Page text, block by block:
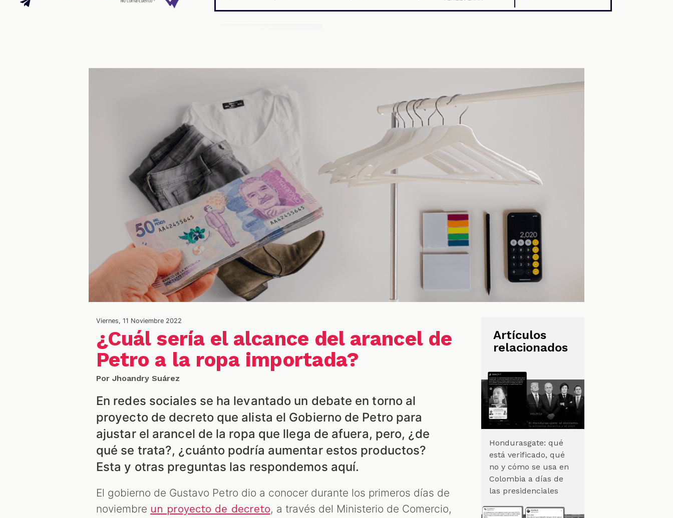
Viernes, 11 Noviembre 2022
¿Cuál sería el alcance del arancel de
Petro a la ropa importada?
Por Jhoandry Suárez
En redes sociales se ha levantado un debate en torno al
proyecto de decreto que alista el Gobierno de Petro para
ajustar el arancel de la ropa que llega de afuera, pero, ¿de
qué se trata?, ¿cuánto podría aumentar estos productos?
Esta y otras preguntas las respondemos aquí.
El gobierno de Gustavo Petro dio a conocer durante los primeros días de
noviembre un proyecto de decreto, a través del Ministerio de Comercio,
Artículos
relacionados
Hondurasgate: qué
está verificado, qué
no y cómo se usa en
Colombia a días de
las presidenciales